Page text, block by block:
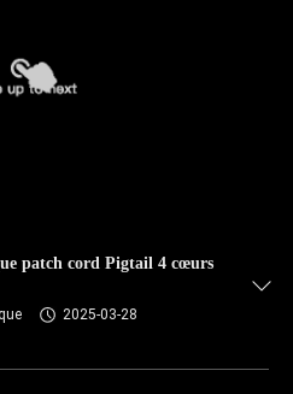
patch cord Pigtail 4 cœurs
2025-03-28